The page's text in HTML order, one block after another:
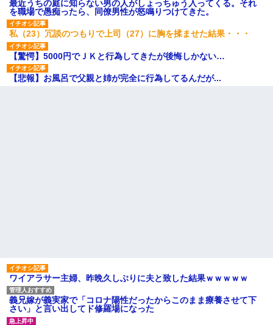
最近うちの庭に知らない男の人がしょっちゅう入ってくる。それ
を職場で愚痴ったら、同僚男性が怒鳴りつけてきた。
私（23）冗談のつもりで上司（27）に胸を揉ませた結果・・・
【驚愕】5000円でＪＫと行為してきたが後悔しかない…
【悲報】お風呂で父親と姉が完全に行為してるんだが...
ワイアラサー主婦、昨晩久しぶりに夫と致した結果ｗｗｗｗｗ
義兄嫁が義実家で「コロナ陽性だったからこのまま療養させて下
さい」と言い出してド修羅場になった